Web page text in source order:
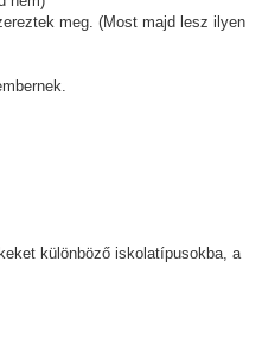
meg. (Most majd lesz ilyen
különböző iskolatípusokba, a